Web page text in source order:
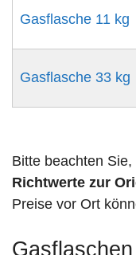
Gasflasche 11 kg
Gasflasche 33 kg
Bitte beachten
Richtwerte zur
Preise vor Ort